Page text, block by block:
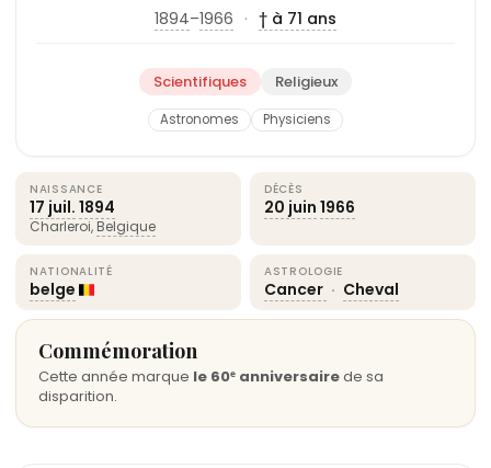
1894–1966 · † à 71 ans
Scientifiques Religieux
Astronomes Physiciens
NAISSANCE
17 juil. 1894
Charleroi, Belgique
DÉCÈS
20 juin 1966
NATIONALITÉ
belge
ASTROLOGIE
Cancer · Cheval
Commémoration
Cette année marque le 60ᵉ anniversairede sa
disparition.